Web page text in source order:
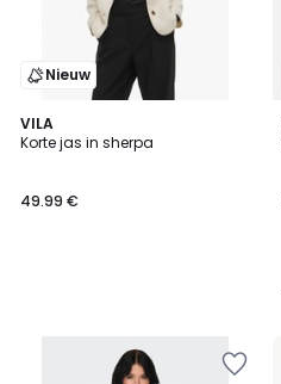
Nieuw
VILA
Korte jas in sherpa
49.99 €